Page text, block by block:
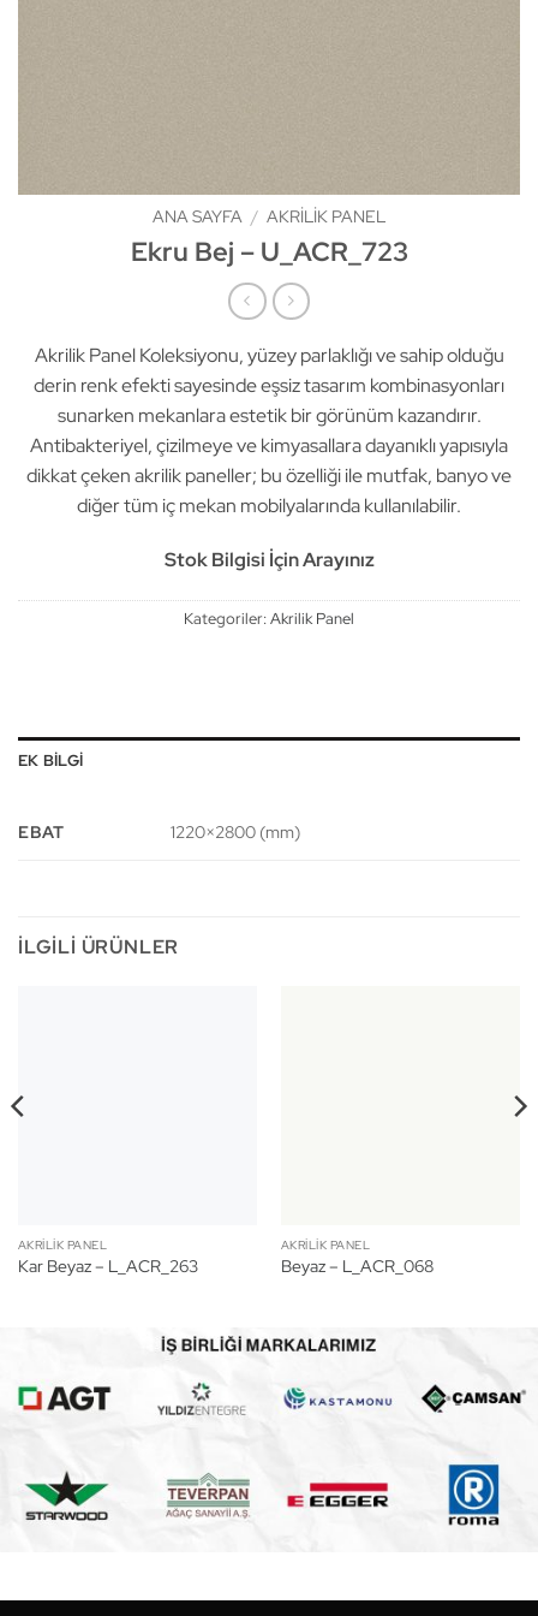
ANA SAYFA / AKRILIK PANEL
Ekru Bej – U_ACR_723
Akrilik Panel Koleksiyonu, yüzey parlaklığı ve sahip olduğu
derin renk efekti sayesinde eşsiz tasarım kombinasyonları
sunarken mekanlara estetik bir görünüm kazandırır.
Antibakteriyel, çizilmeye ve kimyasallara dayanıklı yapısıyla
dikkat çeken akrilik paneller; bu özelliği ile mutfak, banyo ve
diğer tüm iç mekan mobilyalarında kullanılabilir.
Stok Bilgisi İçin Arayınız
Kategoriler:Akrilik Panel
EK BILGI
EBAT 1220×2800 (mm)
İLGILI ÜRÜNLER
AKRILIK PANEL
Kar Beyaz – L_ACR_263
AKRILIK PANEL
Beyaz – L_ACR_068